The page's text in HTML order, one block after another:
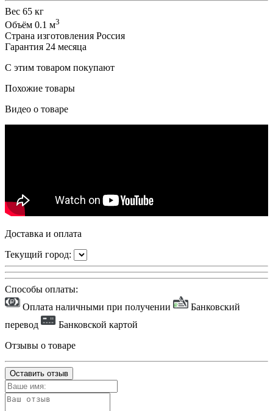
Вес 65 кг
Объём 0.1 м3
Страна изготовления Россия
Гарантия 24 месяца
С этим товаром покупают
Похожие товары
Видео о товаре
Доставка и оплата
Текущий город:
Способы оплаты:
Оплата наличными при получении
Банковский
перевод
Банковской картой
Отзывы о товаре
Оставить отзыв